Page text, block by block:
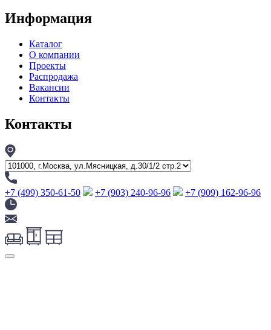
Информация
Каталог
О компании
Проекты
Распродажа
Вакансии
Контакты
Контакты
+7 (499) 350-61-50 +7 (903) 240-96-96 +7 (909) 162-96-96